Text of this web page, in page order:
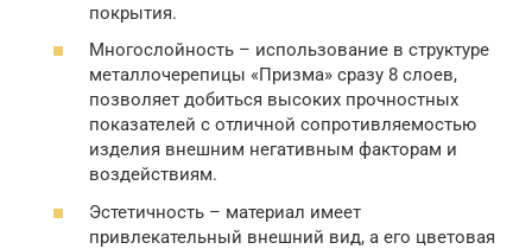
покрытия.
Многослойность – использование в структуре
металлочерепицы «Призма» сразу 8 слоев,
позволяет добиться высоких прочностных
показателей с отличной сопротивляемостью
изделия внешним негативным факторам и
воздействиям.
Эстетичность – материал имеет
привлекательный внешний вид, а его цветовая